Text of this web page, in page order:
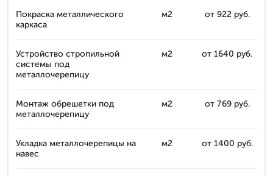
Покраска металлического
каркаса
м2 от 922 руб.
Устройство стропильной
системы под
металлочерепицу
м2 от 1640 руб.
Монтаж обрешетки под
металлочерепицу
м2 от 769 руб.
Укладка металлочерепицы на
навес
м2 от 1400 руб.